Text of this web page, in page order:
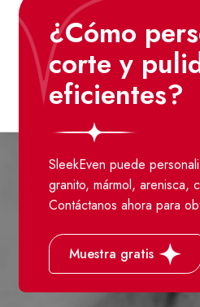
¿Cómo
corte y
eficientes?
SleekEven puede
granito, mármol, arenisca,
Contáctanos ahora para
Muestra gratis